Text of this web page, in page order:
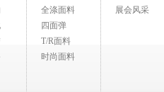
全涤面料
四面弹
T/R面料
时尚面料
展会风采